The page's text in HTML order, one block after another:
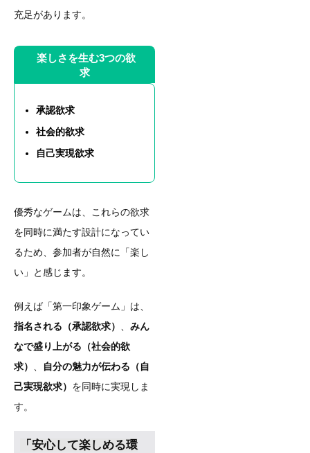
充足があります。
楽しさを生む3つの欲
求
承認欲求
社会的欲求
自己実現欲求
優秀なゲームは、これらの欲求
を同時に満たす設計になってい
るため、参加者が自然に「楽し
い」と感じます。
例えば「第一印象ゲーム」は、
指名される（承認欲求） 、 みん
なで盛り上がる（社会的欲
求） 、
自分の魅力が伝わる（自
己実現欲求） を同時に実現しま
す。
「安心して楽しめる環